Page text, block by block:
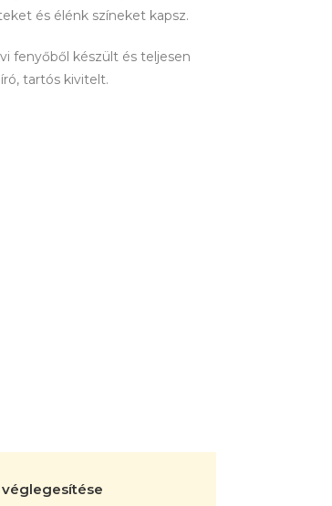
és élénk színeket kapsz.
fenyőből készült és teljesen
tartós kivitelt.